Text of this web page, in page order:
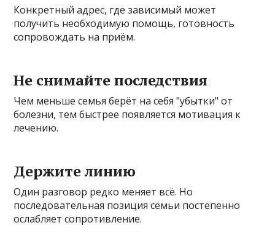
Конкретный адрес, где зависимый может
получить необходимую помощь, готовность
сопровождать на приём.
Не снимайте последствия
Чем меньше семья берёт на себя "убытки" от
болезни, тем быстрее появляется мотивация к
лечению.
Держите линию
Один разговор редко меняет всё. Но
последовательная позиция семьи постепенно
ослабляет сопротивление.